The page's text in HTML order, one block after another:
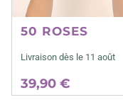
50 ROSES
Livraison dès le 11 août
39,90 €